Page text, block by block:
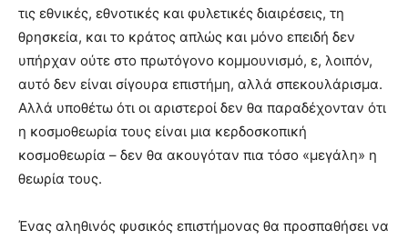
τις εθνικές, εθνοτικές και φυλετικές διαιρέσεις, τη
θρησκεία, και το κράτος απλώς και μόνο επειδή δεν
υπήρχαν ούτε στο πρωτόγονο κομμουνισμό, ε, λοιπόν,
αυτό δεν είναι σίγουρα επιστήμη, αλλά σπεκουλάρισμα.
Αλλά υποθέτω ότι οι αριστεροί δεν θα παραδέχονταν ότι
η κοσμοθεωρία τους είναι μια κερδοσκοπική
κοσμοθεωρία – δεν θα ακουγόταν πια τόσο «μεγάλη» η
θεωρία τους.
Ένας αληθινός φυσικός επιστήμονας θα προσπαθήσει να